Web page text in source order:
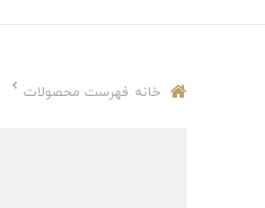
خانه فهرست محصولات